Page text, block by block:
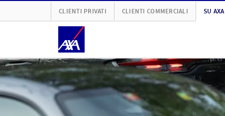
CLIENTI PRIVATI CLIENTI COMMERCIALI SU AXA